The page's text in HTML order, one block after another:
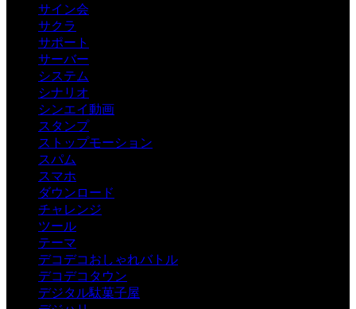
サイン会
サクラ
サポート
サーバー
システム
シナリオ
シンエイ動画
スタンプ
ストップモーション
スパム
スマホ
ダウンロード
チャレンジ
ツール
テーマ
デコデコおしゃれバトル
デコデコタウン
デジタル駄菓子屋